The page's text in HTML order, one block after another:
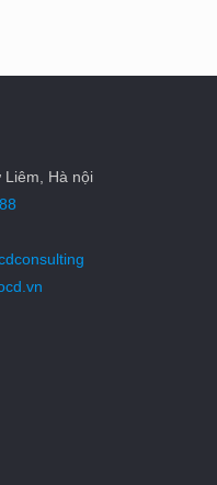
Liêm, Hà nội